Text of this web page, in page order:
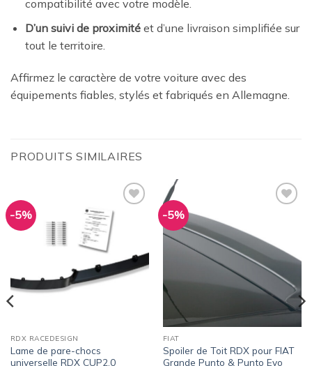
compatibilité avec votre modèle.
D’un suivi de proximitéet d’une livraison simplifiée sur
tout le territoire.
Affirmez le caractère de votre voiture avec des
équipements fiables, stylés et fabriqués en Allemagne.
PRODUITS SIMILAIRES
-5%
Ajouter
RDX RACEDESIGN
Lame de pare-chocs
universelle RDX CUP2.0
-5%
FIAT
Spoiler de Toit RDX pour FIAT
Grande Punto & Punto Evo